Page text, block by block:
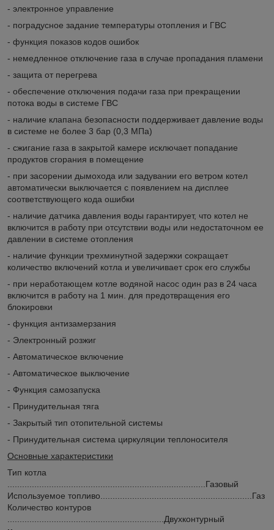
- электронное управление
- поградусное задание температуры отопления и ГВС
- функция показов кодов ошибок
- немедленное отключение газа в случае пропадания пламени
- защита от перегрева
- обеспечение отключения подачи газа при прекращении
потока воды в системе ГВС
- наличие клапана безопасности поддерживает давление воды
в системе не более 3 бар (0,3 МПа)
- сжигание газа в закрытой камере исключает попадание
продуктов сгорания в помещение
- при засорении дымохода или задувании его ветром котел
автоматически выключается с появлением на дисплее
соответствующего кода ошибки
- наличие датчика давления воды гарантирует, что котел не
включится в работу при отсутствии воды или недостаточном ее
давлении в системе отопления
- наличие функции трехминутной задержки сокращает
количество включений котла и увеличивает срок его службы
- при неработающем котле водяной насос один раз в 24 часа
включится в работу на 1 мин. для предотвращения его
блокировки
- функция антизамерзания
- Электронный розжиг
- Автоматическое включение
- Автоматическое выключение
- Функция самозапуска
- Принудительная тяга
- Закрытый тип отопительной системы
- Принудительная система циркуляции теплоносителя
Основные характеристики
Тип котла
.................................................................................Газовый
Используемое топливо ..............................................................Газ
Количество контуров
................................................................Двухконтурный